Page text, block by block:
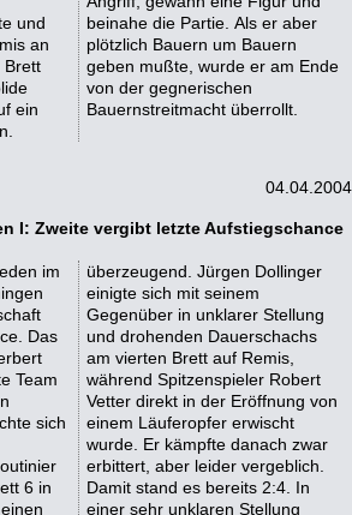
und
an
Brett
ein
aber
Ende
Bauernstreitmacht überrollt.
04.04.2004
I: Zweite vergibt letzte Aufstiegschance
im
Das
Team
sich
6 in
In